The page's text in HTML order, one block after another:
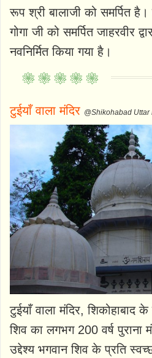
रूप श्री बालाजी को समर्पित है।
गोगा जी को समर्पित जाहरवीर
नवनिर्मित किया गया है।
टुईयाँ वाला मंदिर @Shikohabad Uttar
टुईयाँ वाला मंदिर, शिकोहाबाद
शिव का लगभग 200 वर्ष पुराना
उद्देश्य भगवान शिव के प्रति